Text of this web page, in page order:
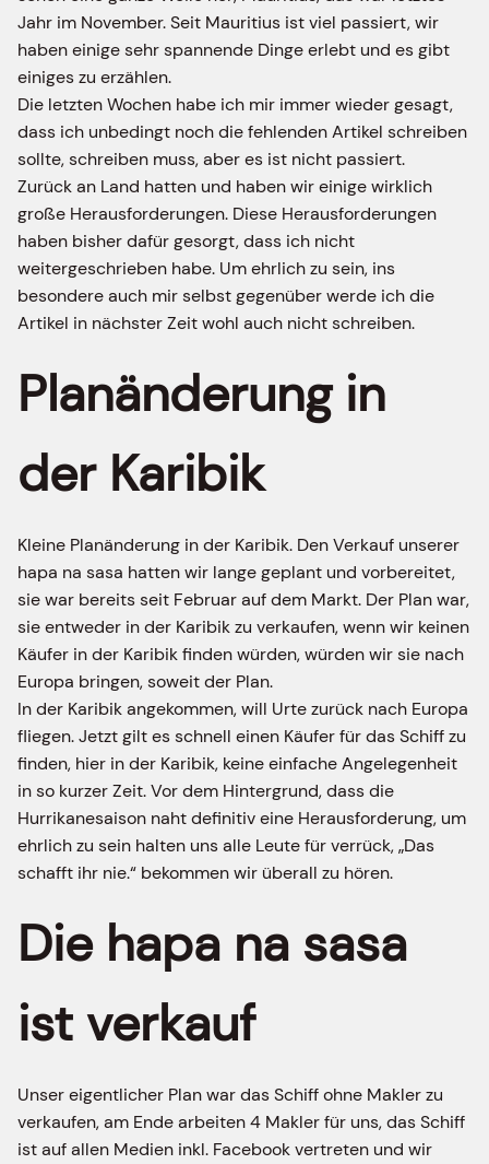
Jahr im November. Seit Mauritius ist viel passiert, wir
haben einige sehr spannende Dinge erlebt und es gibt
einiges zu erzählen.
Die letzten Wochen habe ich mir immer wieder gesagt,
dass ich unbedingt noch die fehlenden Artikel schreiben
sollte, schreiben muss, aber es ist nicht passiert.
Zurück an Land hatten und haben wir einige wirklich
große Herausforderungen. Diese Herausforderungen
haben bisher dafür gesorgt, dass ich nicht
weitergeschrieben habe. Um ehrlich zu sein, ins
besondere auch mir selbst gegenüber werde ich die
Artikel in nächster Zeit wohl auch nicht schreiben.
Planänderung in
der Karibik
Kleine Planänderung in der Karibik. Den Verkauf unserer
hapa na sasa hatten wir lange geplant und vorbereitet,
sie war bereits seit Februar auf dem Markt. Der Plan war,
sie entweder in der Karibik zu verkaufen, wenn wir keinen
Käufer in der Karibik finden würden, würden wir sie nach
Europa bringen, soweit der Plan.
In der Karibik angekommen, will Urte zurück nach Europa
fliegen. Jetzt gilt es schnell einen Käufer für das Schiff zu
finden, hier in der Karibik, keine einfache Angelegenheit
in so kurzer Zeit. Vor dem Hintergrund, dass die
Hurrikanesaison naht definitiv eine Herausforderung, um
ehrlich zu sein halten uns alle Leute für verrück, „Das
schafft ihr nie.“ bekommen wir überall zu hören.
Die hapa na sasa
ist verkauf
Unser eigentlicher Plan war das Schiff ohne Makler zu
verkaufen, am Ende arbeiten 4 Makler für uns, das Schiff
ist auf allen Medien inkl. Facebook vertreten und wir